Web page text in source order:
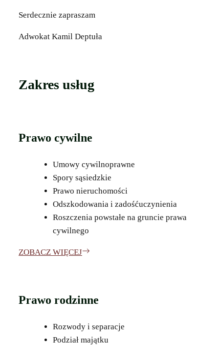
Serdecznie zapraszam
Adwokat Kamil Deptuła
Zakres usług
Prawo cywilne
Umowy cywilnoprawne
Spory sąsiedzkie
Prawo nieruchomości
Odszkodowania i zadośćuczynienia
Roszczenia powstałe na gruncie prawa
cywilnego
ZOBACZ WIĘCEJ
Prawo rodzinne
Rozwody i separacje
Podział majątku